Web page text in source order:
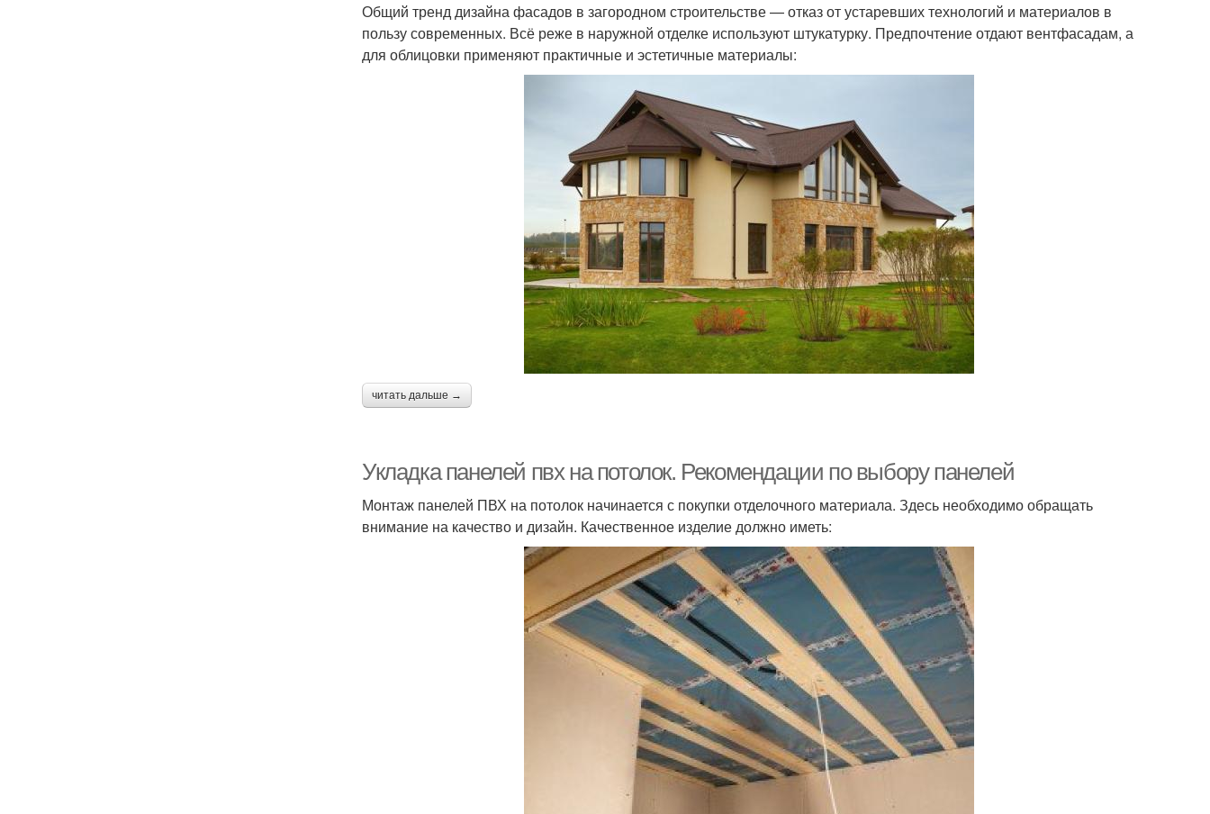
Общий тренд дизайна фасадов в загородном строительстве — отказ от устаревших технологий и материалов в
пользу современных. Всё реже в наружной отделке используют штукатурку. Предпочтение отдают вентфасадам, а
для облицовки применяют практичные и эстетичные материалы:
читать дальше →
Укладка панелей пвх на потолок. Рекомендации по выбору панелей
Монтаж панелей ПВХ на потолок начинается с покупки отделочного материала. Здесь необходимо обращать
внимание на качество и дизайн. Качественное изделие должно иметь: